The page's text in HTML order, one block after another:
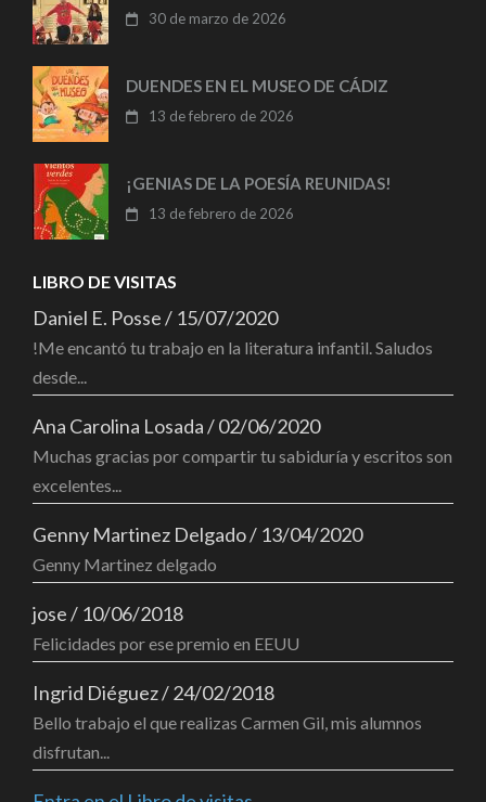
30 de marzo de 2026
DUENDES EN EL MUSEO DE CÁDIZ
13 de febrero de 2026
¡GENIAS DE LA POESÍA REUNIDAS!
13 de febrero de 2026
LIBRO DE VISITAS
Daniel E. Posse/ 15/07/2020
!Me encantó tu trabajo en la literatura infantil. Saludos
desde...
Ana Carolina Losada/02/06/2020
Muchas gracias por compartir tu sabiduría y escritos son
excelentes...
Genny Martinez Delgado/ 13/04/2020
Genny Martinez delgado
jose/ 10/06/2018
Felicidades por ese premio en EEUU
Ingrid Diéguez/24/02/2018
Bello trabajo el que realizas Carmen Gil, mis alumnos
disfrutan...